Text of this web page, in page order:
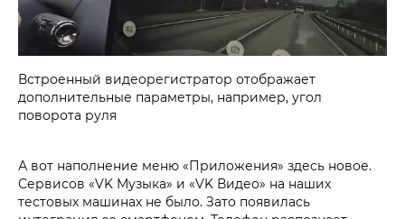
Встроенный видеорегистратор отображает
дополнительные параметры, например, угол
поворота руля
А вот наполнение меню «Приложения» здесь новое.
Сервисов «VK Музыка» и «VK Видео» на наших
тестовых машинах не было. Зато появилась